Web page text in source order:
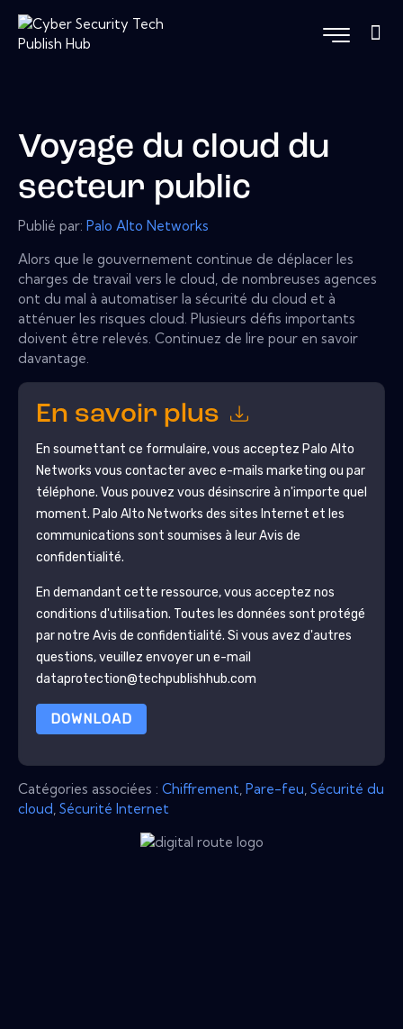
Voyage du cloud du
secteur public
Publié par: Palo Alto Networks
Alors que le gouvernement continue de déplacer les
charges de travail vers le cloud, de nombreuses agences
ont du mal à automatiser la sécurité du cloud et à
atténuer les risques cloud. Plusieurs défis importants
doivent être relevés. Continuez de lire pour en savoir
davantage.
En savoir plus
En soumettant ce formulaire, vous acceptez Palo Alto
Networks vous contacter avec e-mails marketing ou par
téléphone. Vous pouvez vous désinscrire à n'importe quel
moment. Palo Alto Networks des sites Internet et les
communications sont soumises à leur Avis de
confidentialité.
En demandant cette ressource, vous acceptez nos
conditions d'utilisation. Toutes les données sont protégé
par notre Avis de confidentialité. Si vous avez d'autres
questions, veuillez envoyer un e-mail
dataprotection@techpublishhub.com
DOWNLOAD
Catégories associées : Chiffrement Pare-feu Sécurité du
cloud Sécurité Internet